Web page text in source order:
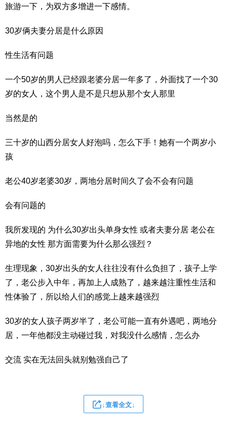
旅游一下，为双方多增进一下感情。
30岁俩夫妻分居是什么原因
性生活有问题
一个50岁的男人已经跟老婆分居一年多了，外面找了一个30
岁的女人，这个男人是不是只想从那个女人那里
当然是的
三十岁的山西分居女人好泡吗，怎么下手！她有一个两岁小
孩
老公40岁老婆30岁，两地分居时间久了会不会有问题
会有问题的
我所发现的 为什么30岁出头单身女性 或者夫妻分居 老公在
异地的女性 那方面需要为什么那么强烈？
生理现象，30岁出头的女人往往没有什么负担了，孩子上学
了，老公步入中年，再加上人成熟了，越来越注重性生活和
性体验了，所以给人们的感觉上越来越强烈
30岁的女人孩子两岁半了，老公可能一直有外遇吧，两地分
居，一年他都没主动碰过我，对我没什么感情，怎么办
交流 实在无法回头就别勉强自己了
↓查看全文↓